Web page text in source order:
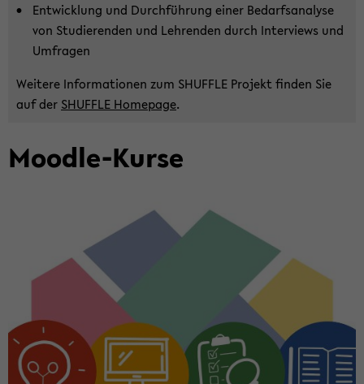
Ent­wick­lung und Durch­füh­rung einer Be­darfs­ana­ly­se
von Stu­die­ren­den und Leh­ren­den durch In­ter­views und
Um­fra­gen
Wei­te­re In­for­ma­tio­nen zum SHUF­F­LE Pro­jekt fin­den Sie
auf der SHUF­F­LE Home­page.
Moodle-​Kurse